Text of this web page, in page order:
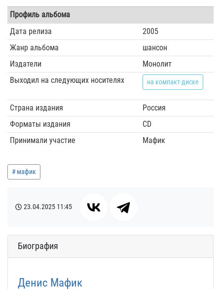
Профиль альбома
Дата релиза
2005
Жанр альбома
шансон
Издатели
Монолит
Выходил на следующих носителях
на компакт-диске
Страна издания
Россия
Форматы издания
CD
Принимали участие
Мафик
мафик
23.04.2025 11:45
Биография
Денис Мафик